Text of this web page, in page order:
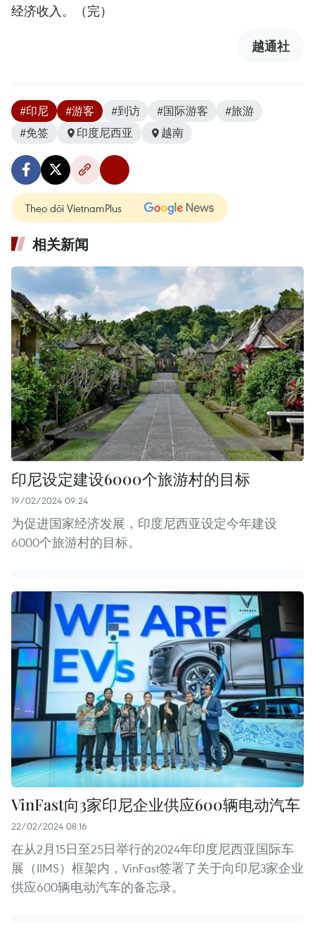
经济收入。（完）
越通社
#印尼 #游客 #到访 #国际游客
#旅游
#免签
印度尼西亚 越南
Theo dõi VietnamPlus
相关新闻
印尼设定建设6000个旅游村的目标
19/02/2024 09:24
为促进国家经济发展，印度尼西亚设定今年建设
6000个旅游村的目标。
VinFast向3家印尼企业供应600辆电动汽车
22/02/2024 08:16
在从2月15日至25日举行的2024年印度尼西亚国际车
展（IIMS）框架内，VinFast签署了关于向印尼3家企业
供应600辆电动汽车的备忘录。